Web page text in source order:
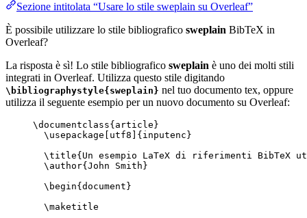
Sezione intitolata “Usare lo stile sweplain su Overleaf”
È possibile utilizzare lo stile bibliografico sweplain BibTeX in
Overleaf?
La risposta è sì! Lo stile bibliografico sweplain è uno dei molti stili
integrati in Overleaf. Utilizza questo stile digitando
\bibliographystyle{sweplain} nel tuo documento tex, oppure
utilizza il seguente esempio per un nuovo documento su Overleaf:
\documentclass{ article }
\usepackage
utf8 ]{ inputenc }
\title{Un esempio LaTeX di riferimenti
\author{John Smith}
\begin{ document }
\maketitle